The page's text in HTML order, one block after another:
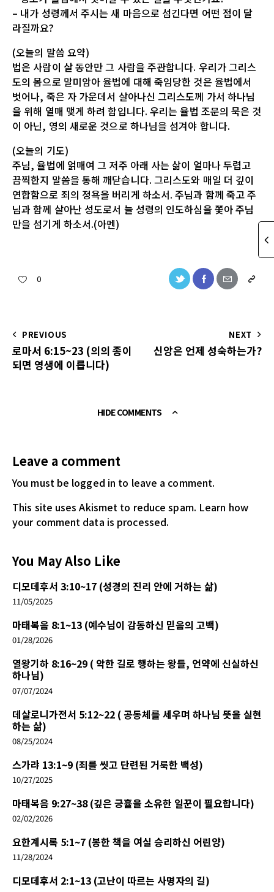
– 내가 성령께서 주시는 새 마음으로 섬긴다면 어떤 점이 달
라질까요?
(오늘의 말씀 요약)
법은 사람이 살 동안만 그 사람을 주관합니다. 우리가 그리스
도의 몸으로 말미암아 율법에 대해 죽임당한 것은 율법에서
벗어나, 죽은 자 가운데서 살아나신 그리스도께 가서 하나님
을 위해 열매 맺게 하려 함입니다. 우리는 율법 조문의 묵은 것
이 아닌, 영의 새로운 것으로 하나님을 섬겨야 합니다.
(오늘의 기도)
주님, 율법에 얽매여 그 저주 아래 사는 삶이 얼마나 두렵고
끔찍한지 말씀을 통해 깨닫습니다. 그리스도와 매일 더 깊이
연합함으로 죄의 정욕을 버리게 하소서. 주님과 함께 죽고 주
님과 함께 살아난 성도로서 늘 성령의 인도하심을 쫓아 주님
만을 섬기게 하소서.(아멘)
0
PREVIOUS
로마서 6:15~23 (의의 종이
되면 영생에 이릅니다)
NEXT
신앙은 언제 성숙하는가?
HIDE COMMENTS
Leave a comment
You must be logged in to leave a comment.
This site uses Akismet to reduce spam. Learn how
your comment data is processed.
You May Also Like
디모데후서 3:10~17 (성경의 진리 안에 거하는 삶)
11/05/2025
마태복음 8:1~13 (예수님이 감동하신 믿음의 고백)
01/28/2026
열왕기하 8:16~29 ( 악한 길로 행하는 왕들, 언약에 신실하신
하나님)
07/07/2024
데살로니가전서 5:12~22 ( 공동체를 세우며 하나님 뜻을 실현
하는 삶)
08/25/2024
스가랴 13:1~9 (죄를 씻고 단련된 거룩한 백성)
10/27/2025
마태복음 9:27~38 (깊은 긍휼을 소유한 일꾼이 필요합니다)
02/02/2026
요한계시록 5:1~7 (봉한 책을 여실 승리하신 어린양)
11/28/2024
디모데후서 2:1~13 (고난이 따르는 사명자의 길)